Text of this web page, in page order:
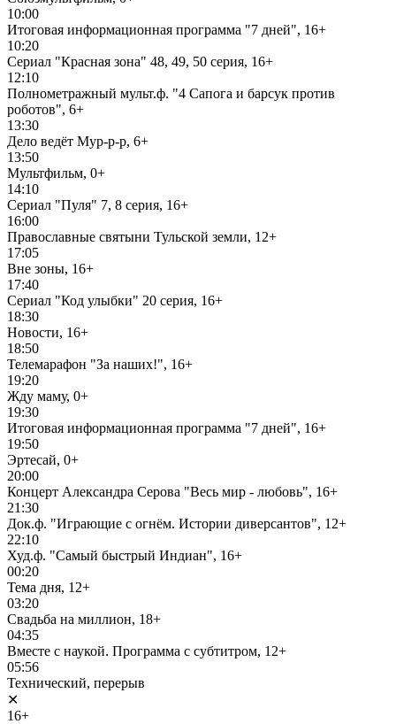
10:00
Итоговая информационная программа "7 дней", 16+
10:20
Сериал "Красная зона" 48, 49, 50 серия, 16+
12:10
Полнометражный мульт.ф. "4 Сапога и барсук против
роботов", 6+
13:30
Дело ведёт Мур-р-р, 6+
13:50
Мультфильм, 0+
14:10
Сериал "Пуля" 7, 8 серия, 16+
16:00
Православные святыни Тульской земли, 12+
17:05
Вне зоны, 16+
17:40
Сериал "Код улыбки" 20 серия, 16+
18:30
Новости, 16+
18:50
Телемарафон "За наших!", 16+
19:20
Жду маму, 0+
19:30
Итоговая информационная программа "7 дней", 16+
19:50
Эртесай, 0+
20:00
Концерт Александра Серова "Весь мир - любовь", 16+
21:30
Док.ф. "Играющие с огнём. Истории диверсантов", 12+
22:10
Худ.ф. "Самый быстрый Индиан", 16+
00:20
Тема дня, 12+
03:20
Свадьба на миллион, 18+
04:35
Вместе с наукой. Программа с субтитром, 12+
05:56
Технический, перерыв
✕
16+